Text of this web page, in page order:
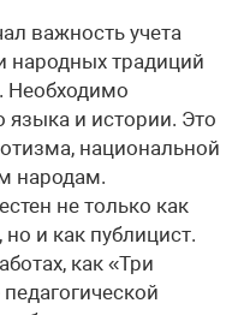
важность учета
народных традиций
Необходимо
языка и истории. Это
национальной
народам.
не только как
но и как публицист.
как «Три